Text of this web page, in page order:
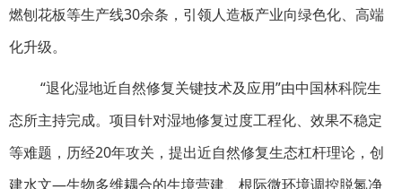
燃刨花板等生产线30余条，引领人造板产业向绿色化、高端
化升级。
“退化湿地近自然修复关键技术及应用”由中国林科院生
态所主持完成。项目针对湿地修复过度工程化、效果不稳定
等难题，历经20年攻关，提出近自然修复生态杠杆理论，创
建水文—生物多维耦合的生境营建、根际微环境调控脱氮净